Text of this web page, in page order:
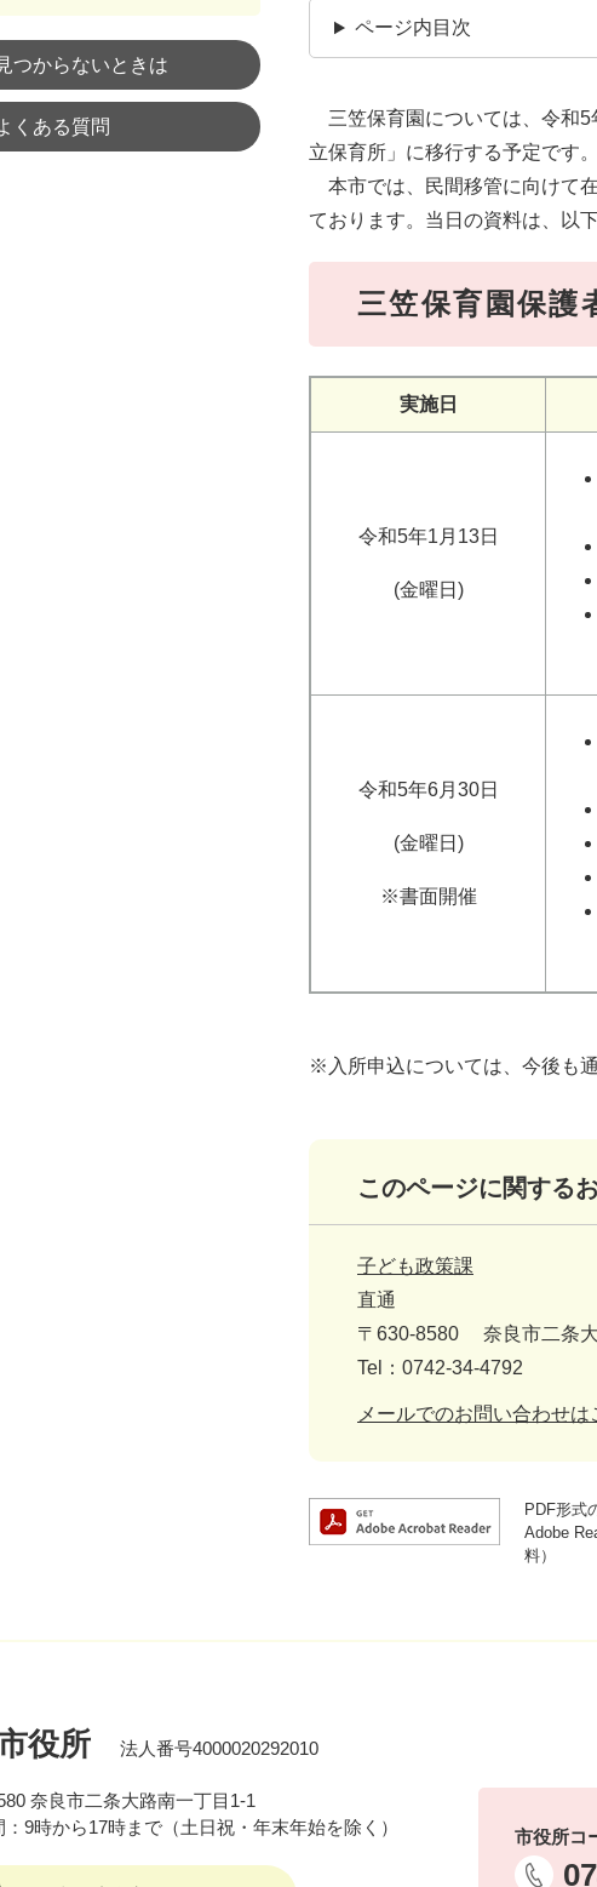
ページ内目次
三笠保育園については、令和5
立保育所」に移行する予定です。
本市では、民間移管に向けて
ております。当日の資料は、以
三笠保育園保護
実施日
令和5年1月13日
(金曜日)
令和5年6月30日
(金曜日)
※書面開催
※入所申込については、今後も
このページに関する
子ども政策課
直通
〒630-8580
奈良市二条
Tel：0742-34-4792
メールでのお問い合わせは
PDF形式
Adobe
料）
つからないときは
くある質問
役所 法人番号4000020292010
奈良市二条大路南一丁目1-1
：9時から17時まで（土日祝・年末年始を除く）
市役所コ